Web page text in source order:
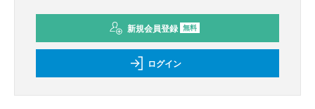
新規会員登録 無料
ログイン